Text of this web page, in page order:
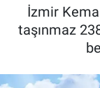
İzmir
taşınmaz
Süper Lig